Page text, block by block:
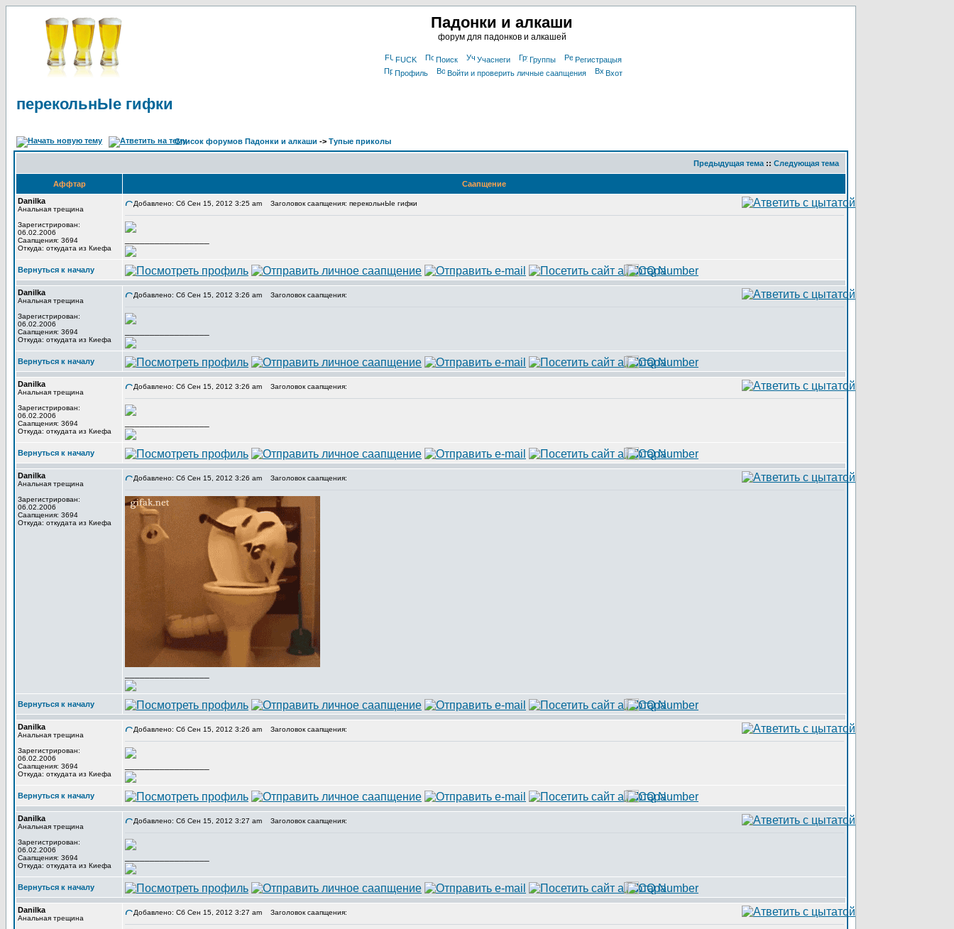
Падонки и алкаши
форум для падонков и алкашей
FUCK Поиск Учаснеги Группы
Регистрацыя
Профиль
Войти и проверить личные саапщения Вхот
перекольнЫе гифки
Список форумов Падонки и алкаши -> Тупые приколы
Предыдущая тема :: Следующая тема
Аффтар
Саапщение
Danilka
Анальная трещина
Зарегистрирован:
06.02.2006
Саапщения: 3694
Откуда: откудата из Киефа
Добавлено: Сб Сен 15, 2012 3:25 am Заголовок саапщения: перекольнЫе гифки
Вернуться к началу
Danilka
Анальная трещина
Зарегистрирован:
06.02.2006
Саапщения: 3694
Откуда: откудата из Киефа
Добавлено: Сб Сен 15, 2012 3:26 am Заголовок саапщения:
Вернуться к началу
Danilka
Анальная трещина
Зарегистрирован:
06.02.2006
Саапщения: 3694
Откуда: откудата из Киефа
Добавлено: Сб Сен 15, 2012 3:26 am Заголовок саапщения:
Вернуться к началу
Danilka
Анальная трещина
Зарегистрирован:
06.02.2006
Саапщения: 3694
Откуда: откудата из Киефа
Добавлено: Сб Сен 15, 2012 3:26 am Заголовок саапщения:
Вернуться к началу
Danilka
Анальная трещина
Зарегистрирован:
06.02.2006
Саапщения: 3694
Откуда: откудата из Киефа
Добавлено: Сб Сен 15, 2012 3:26 am Заголовок саапщения:
Вернуться к началу
Danilka
Анальная трещина
Зарегистрирован:
06.02.2006
Саапщения: 3694
Откуда: откудата из Киефа
Добавлено: Сб Сен 15, 2012 3:27 am Заголовок саапщения:
Вернуться к началу
Danilka
Анальная трещина
Добавлено: Сб Сен 15, 2012 3:27 am Заголовок саапщения: